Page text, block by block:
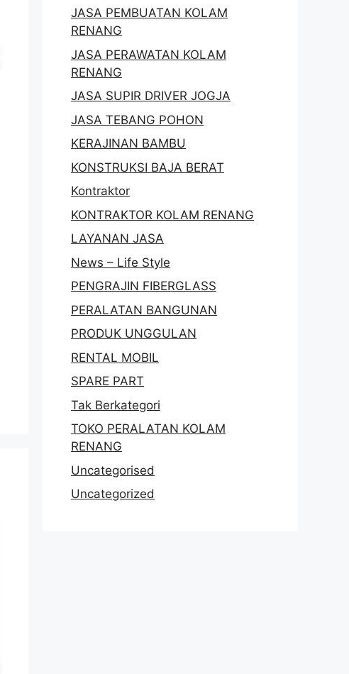
JASA PEMBUATAN KOLAM
RENANG
JASA PERAWATAN KOLAM
RENANG
JASA SUPIR DRIVER JOGJA
JASA TEBANG POHON
KERAJINAN BAMBU
KONSTRUKSI BAJA BERAT
Kontraktor
KONTRAKTOR KOLAM RENANG
LAYANAN JASA
News – Life Style
PENGRAJIN FIBERGLASS
PERALATAN BANGUNAN
PRODUK UNGGULAN
RENTAL MOBIL
SPARE PART
Tak Berkategori
TOKO PERALATAN KOLAM
RENANG
Uncategorised
Uncategorized